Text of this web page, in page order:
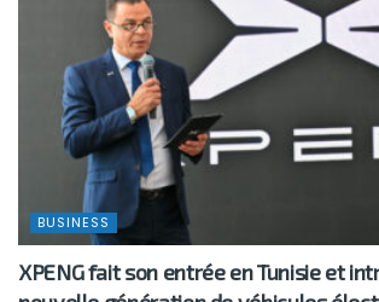
BUSINESS
XPENG fait son entrée en Tunisie et